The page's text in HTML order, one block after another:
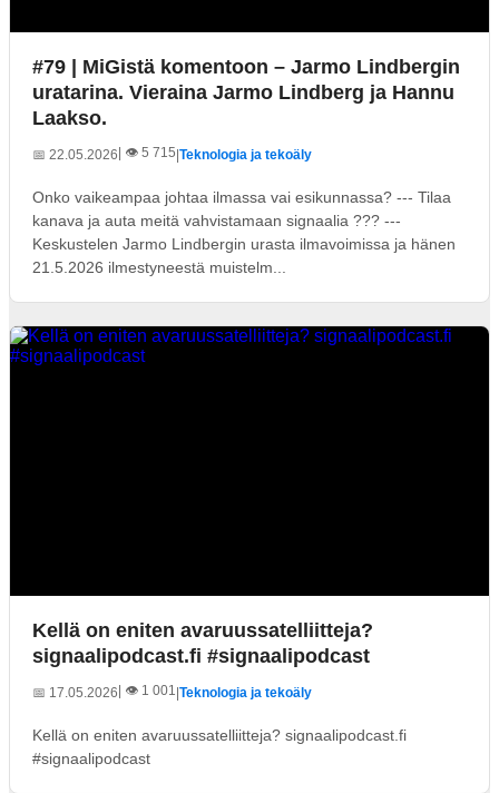
#79 | MiGistä komentoon – Jarmo Lindbergin
uratarina. Vieraina Jarmo Lindberg ja Hannu
Laakso.
📅 22.05.2026 | 👁️ 5 715|Teknologia ja tekoäly
Onko vaikeampaa johtaa ilmassa vai esikunnassa? --- Tilaa
kanava ja auta meitä vahvistamaan signaalia ??? ---
Keskustelen Jarmo Lindbergin urasta ilmavoimissa ja hänen
21.5.2026 ilmestyneestä muistelm...
Kellä on eniten avaruussatelliitteja?
signaalipodcast.fi #signaalipodcast
📅 17.05.2026 | 👁️ 1 001|Teknologia ja tekoäly
Kellä on eniten avaruussatelliitteja? signaalipodcast.fi
#signaalipodcast